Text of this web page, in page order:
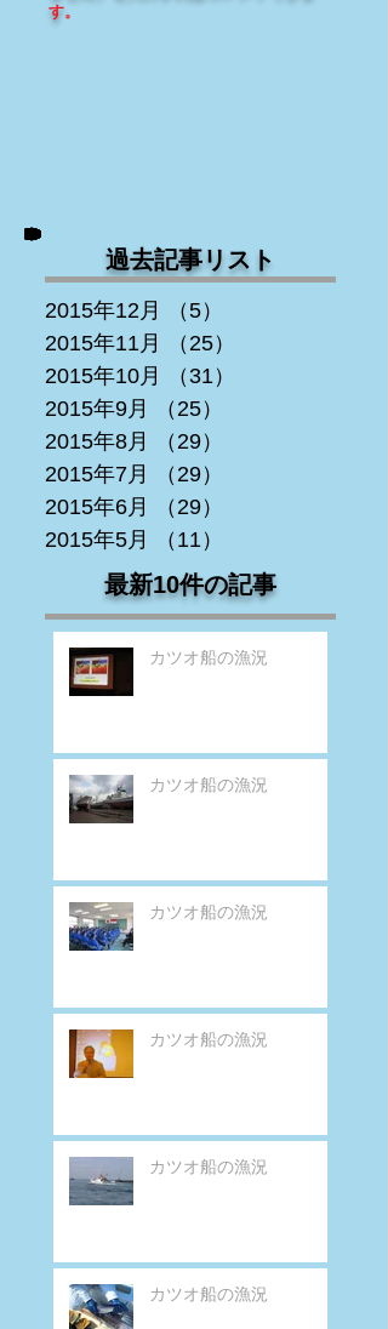
す。
過去記事リスト
2015年12月 （5）
2015年11月
（25）
2015年10月
（31）
2015年9月
（25）
2015年8月
（29）
2015年7月
（29）
2015年6月
（29）
2015年5月
（11）
最新10件の記事
カツオ船の漁況
カツオ船の漁況
カツオ船の漁況
カツオ船の漁況
カツオ船の漁況
カツオ船の漁況